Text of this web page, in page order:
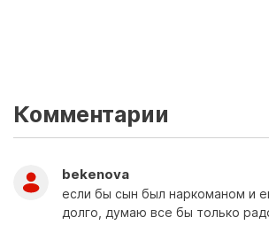
Комментарии
bekenova
если бы сын был наркоманом и
долго, думаю все бы только